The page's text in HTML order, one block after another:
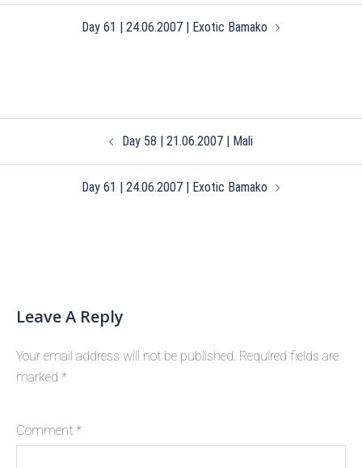
Day 61 | 24.06.2007 | Exotic Bamako
Day 58 | 21.06.2007 | Mali
Day 61 | 24.06.2007 | Exotic Bamako
Leave A Reply
Your email address will not be published. Required fields are
marked *
Comment *